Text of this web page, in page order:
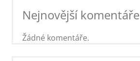
Nejnovější komentáře
Žádné komentáře.